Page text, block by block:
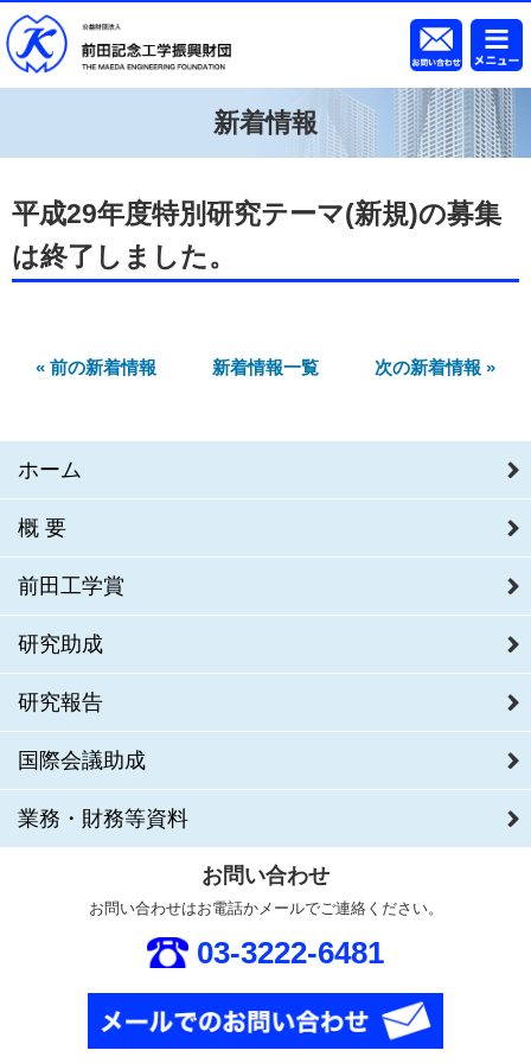
新着情報
平成29年度特別研究テーマ(新規)の募集
は終了しました。
« 前の新着情報 新着情報一覧 次の新着情報 »
ホーム
概要
前田工学賞
研究助成
研究報告
国際会議助成
業務・財務等資料
お問い合わせ
お問い合わせはお電話かメールでご連絡ください。
03-3222-6481